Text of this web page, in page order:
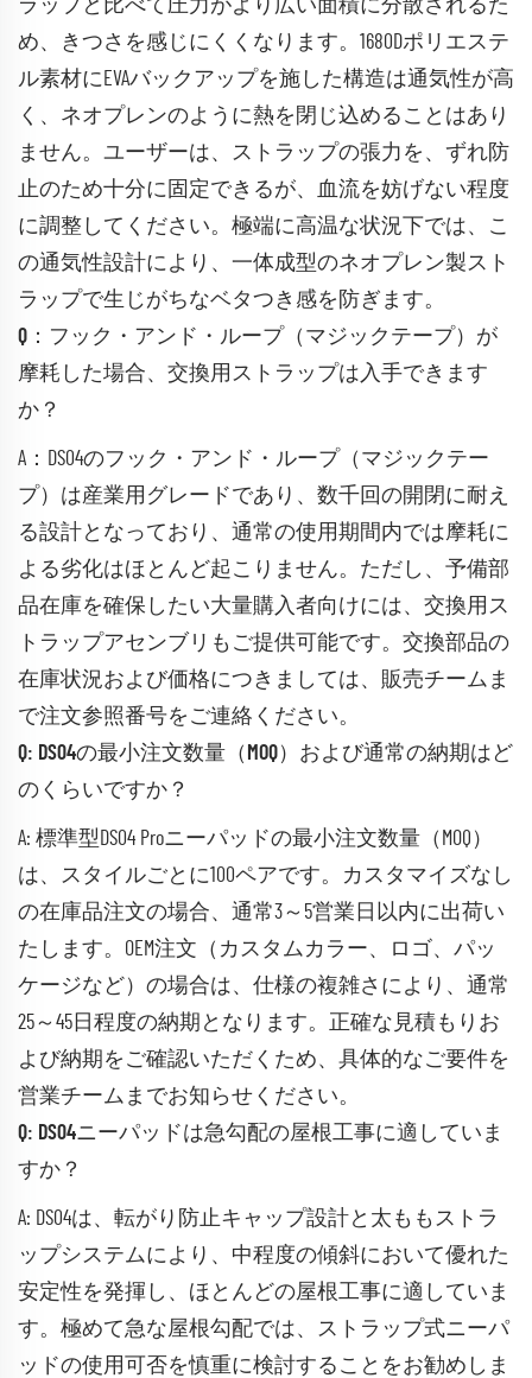
ラップと比べて圧力がより広い面積に分散されるた
め、きつさを感じにくくなります。1680Dポリエステ
ル素材にEVAバックアップを施した構造は通気性が高
く、ネオプレンのように熱を閉じ込めることはあり
ません。ユーザーは、ストラップの張力を、ずれ防
止のため十分に固定できるが、血流を妨げない程度
に調整してください。極端に高温な状況下では、こ
の通気性設計により、一体成型のネオプレン製スト
ラップで生じがちなベタつき感を防ぎます。
Q：フック・アンド・ループ（マジックテープ）が
摩耗した場合、交換用ストラップは入手できます
か？
A：DS04のフック・アンド・ループ（マジックテー
プ）は産業用グレードであり、数千回の開閉に耐え
る設計となっており、通常の使用期間内では摩耗に
よる劣化はほとんど起こりません。ただし、予備部
品在庫を確保したい大量購入者向けには、交換用ス
トラップアセンブリもご提供可能です。交換部品の
在庫状況および価格につきましては、販売チームま
で注文参照番号をご連絡ください。
Q: DS04の最小注文数量（MOQ）および通常の納期はど
のくらいですか？
A: 標準型DS04 Proニーパッドの最小注文数量（MOQ）
は、スタイルごとに100ペアです。カスタマイズなし
の在庫品注文の場合、通常3～5営業日以内に出荷い
たします。OEM注文（カスタムカラー、ロゴ、パッ
ケージなど）の場合は、仕様の複雑さにより、通常
25～45日程度の納期となります。正確な見積もりお
よび納期をご確認いただくため、具体的なご要件を
営業チームまでお知らせください。
Q: DS04ニーパッドは急勾配の屋根工事に適していま
すか？
A: DS04は、転がり防止キャップ設計と太ももストラ
ップシステムにより、中程度の傾斜において優れた
安定性を発揮し、ほとんどの屋根工事に適していま
す。極めて急な屋根勾配では、ストラップ式ニーパ
ッドの使用可否を慎重に検討することをお勧めしま